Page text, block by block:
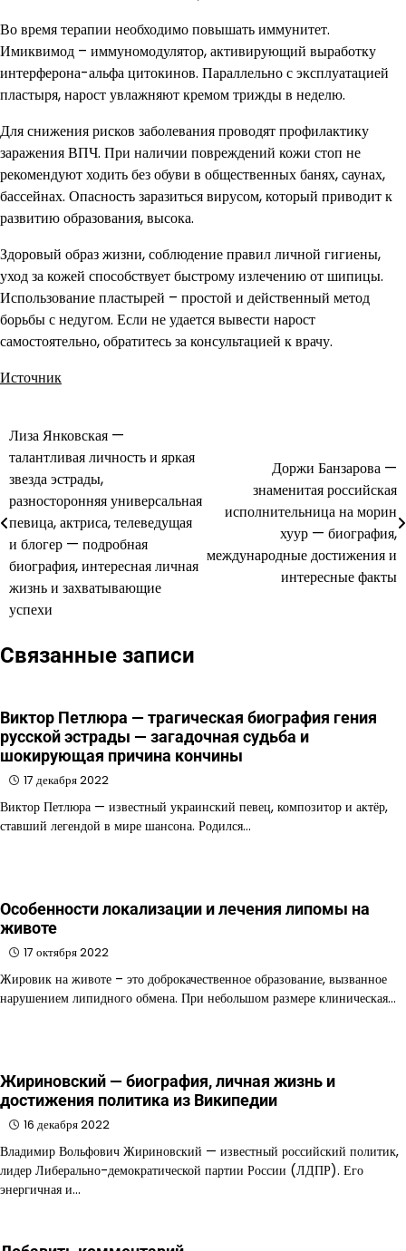
Во время терапии необходимо повышать иммунитет.
Имиквимод – иммуномодулятор, активирующий выработку
интерферона-альфа цитокинов. Параллельно с эксплуатацией
пластыря, нарост увлажняют кремом трижды в неделю.
Для снижения рисков заболевания проводят профилактику
заражения ВПЧ. При наличии повреждений кожи стоп не
рекомендуют ходить без обуви в общественных банях, саунах,
бассейнах. Опасность заразиться вирусом, который приводит к
развитию образования, высока.
Здоровый образ жизни, соблюдение правил личной гигиены,
уход за кожей способствует быстрому излечению от шипицы.
Использование пластырей – простой и действенный метод
борьбы с недугом. Если не удается вывести нарост
самостоятельно, обратитесь за консультацией к врачу.
Источник
Навигация
по
записям
Лиза Янковская —
талантливая личность и яркая
звезда эстрады,
разносторонняя универсальная
певица, актриса, телеведущая
и блогер — подробная
биография, интересная личная
жизнь и захватывающие
успехи
Доржи Банзарова —
знаменитая российская
исполнительница на морин
хуур — биография,
международные достижения и
интересные факты
Связанные записи
Виктор Петлюра — трагическая биография гения
русской эстрады — загадочная судьба и
шокирующая причина кончины
17 декабря 2022
Виктор Петлюра — известный украинский певец, композитор и актёр,
ставший легендой в мире шансона. Родился…
Особенности локализации и лечения липомы на
животе
17 октября 2022
Жировик на животе – это доброкачественное образование, вызванное
нарушением липидного обмена. При небольшом размере клиническая…
Жириновский — биография, личная жизнь и
достижения политика из Википедии
16 декабря 2022
Владимир Вольфович Жириновский — известный российский политик,
лидер Либерально-демократической партии России (ЛДПР). Его
энергичная и…